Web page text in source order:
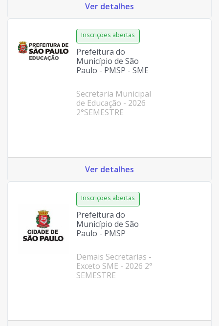
Ver detalhes
Prefeitura do
Município de São
Paulo - PMSP - SME
Secretaria Municipal
de Educação - 2026
2°SEMESTRE
Ver detalhes
Prefeitura do
Município de São
Paulo - PMSP
Demais Secretarias -
Exceto SME - 2026 2°
SEMESTRE